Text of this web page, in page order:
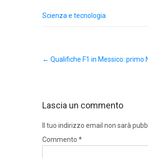
Scienza e tecnologia
navigation
← Qualifiche F1 in Messico: primo
Lascia un commento
Il tuo indirizzo email non sarà
Commento *